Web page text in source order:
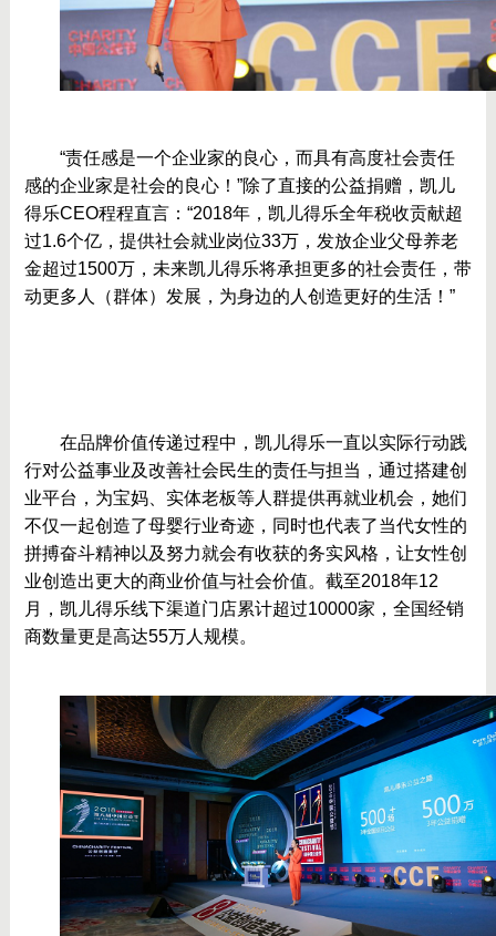
感的企业家是社会的良心！”除了直接的公益捐赠，凯儿
得乐CEO程程直言：“2018年，凯儿得乐全年税收贡献超
过1.6个亿，提供社会就业岗位33万，发放企业父母养老
金超过1500万，未来凯儿得乐将承担更多的社会责任，带
动更多人（群体）发展，为身边的人创造更好的生活！”
行对公益事业及改善社会民生的责任与担当，通过搭建创
业平台，为宝妈、实体老板等人群提供再就业机会，她们
不仅一起创造了母婴行业奇迹，同时也代表了当代女性的
拼搏奋斗精神以及努力就会有收获的务实风格，让女性创
业创造出更大的商业价值与社会价值。截至2018年12
月，凯儿得乐线下渠道门店累计超过10000家，全国经销
商数量更是高达55万人规模。